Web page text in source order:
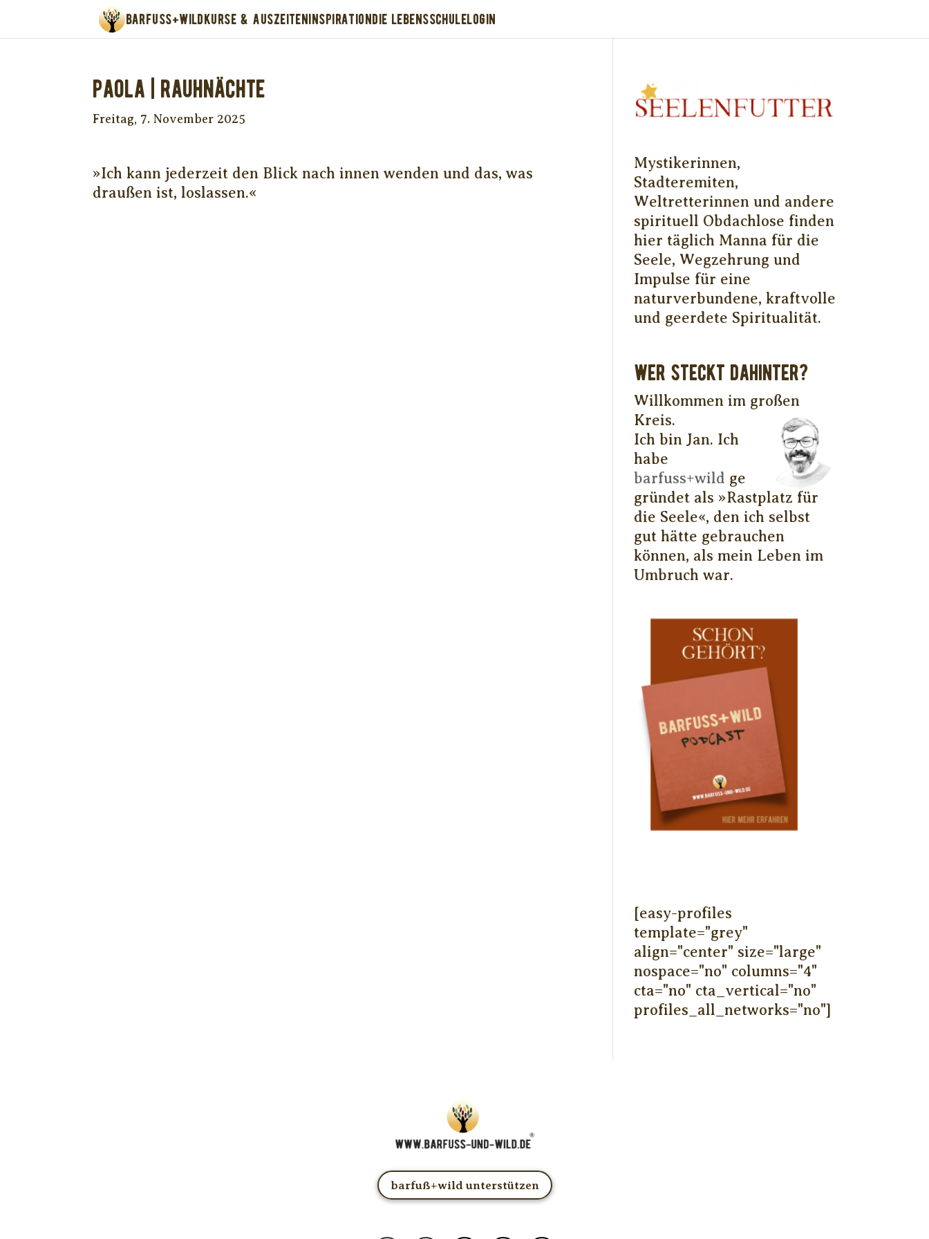
BARFUSS+WILDKURSE & AUSZEITENINSPIRATIONDIE LEBENSSCHULELOGIN
Paola | RAUHNÄCHTE
Freitag, 7. November 2025
»Ich kann jederzeit den Blick nach innen wenden und das, was
draußen ist, loslassen.«
Mystikerinnen,
Stadteremiten,
Weltretterinnen und andere
spirituell Obdachlose finden
hier täglich Manna für die
Seele, Wegzehrung und
Impulse für eine
naturverbundene, kraftvolle
und geerdete Spiritualität.
WER STECKT DAHINTER?
Willkommen im großen
Kreis.
Ich bin Jan. Ich
habe
barfuss+wild ge
gründet als »Rastplatz für
die Seele«, den ich selbst
gut hätte gebrauchen
können, als mein Leben im
Umbruch war.
[easy-profiles
template="grey"
align="center" size="large"
nospace="no" columns="4"
cta="no" cta_vertical="no"
profiles_all_networks="no"]
barfuß+wild unterstützen